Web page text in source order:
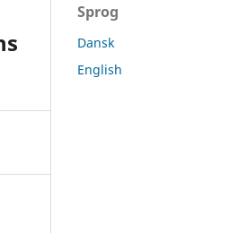
Sprog
Dansk
English